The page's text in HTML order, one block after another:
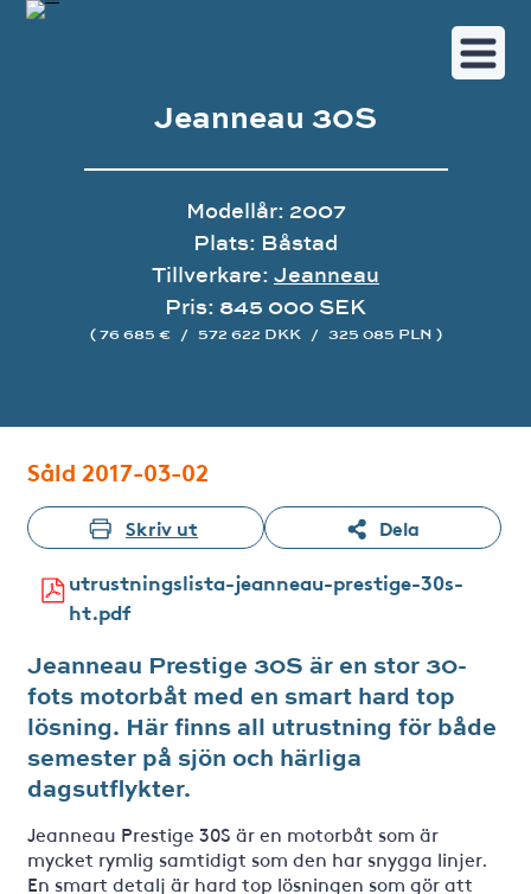
Jeanneau 30S
Modellår: 2007
Plats: Båstad
Tillverkare: Jeanneau
Pris: 845 000 SEK
( 76 685 € / 572 622 DKK / 325 085 PLN )
Såld 2017-03-02
Skriv ut Dela
utrustningslista-jeanneau-prestige-30s-
ht.pdf
Jeanneau Prestige 30S är en stor 30-
fots motorbåt med en smart hard top
lösning. Här finns all utrustning för både
semester på sjön och härliga
dagsutflykter.
Jeanneau Prestige 30S är en motorbåt som är
mycket rymlig samtidigt som den har snygga linjer.
En smart detalj är hard top lösningen som gör att